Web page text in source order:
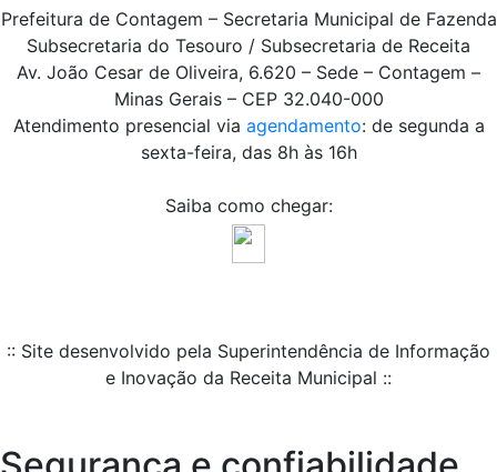
Prefeitura de Contagem – Secretaria Municipal de Fazenda
Subsecretaria do Tesouro / Subsecretaria de Receita
Av. João Cesar de Oliveira, 6.620 – Sede – Contagem –
Minas Gerais – CEP 32.040-000
Atendimento presencial via agendamento: de segunda a
sexta-feira, das 8h às 16h
Saiba como chegar:
:: Site desenvolvido pela Superintendência de Informação
e Inovação da Receita Municipal ::